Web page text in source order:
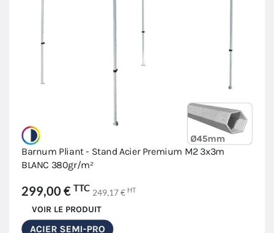
Barnum Pliant - Stand Acier Premium M2 3x3m
BLANC 380gr/m²
299,00 € TTC 249,17 € HT
VOIR LE PRODUIT